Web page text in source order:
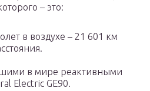
– это:
в воздухе – 21 601 км
в мире реактивными
Electric GE90.